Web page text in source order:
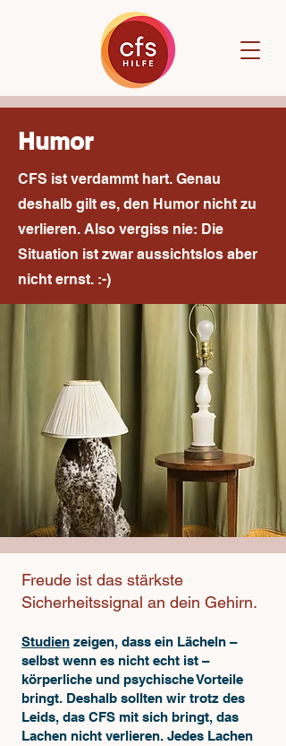
Humor
CFS ist verdammt hart. Genau
deshalb gilt es, den Humor nicht zu
verlieren. Also vergiss nie: Die
Situation ist zwar aussichtslos aber
nicht ernst. :-)
Freude ist das stärkste
Sicherheitssignal an dein Gehirn.
Studien zeigen, dass ein Lächeln –
selbst wenn es nicht echt ist –
körperliche und psychische Vorteile
bringt. Deshalb sollten wir trotz des
Leids, das CFS mit sich bringt, das
Lachen nicht verlieren. Jedes Lachen